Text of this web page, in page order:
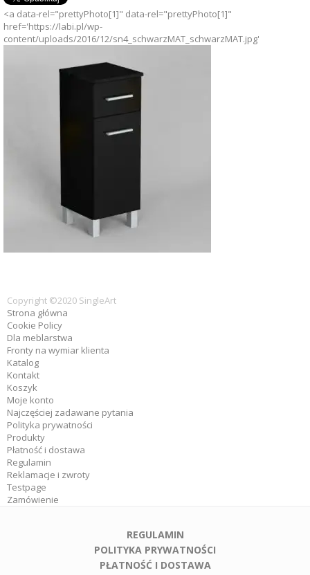
<a data-rel="prettyPhoto[1]" data-rel="prettyPhoto[1]"
href='https://labi.pl/wp-
content/uploads/2016/12/sn4_schwarzMAT_schwarzMAT.jpg'
Copyright ©2020 SingleArt
Strona główna
Cookie Policy
Dla meblarstwa
Fronty na wymiar klienta
Katalog
Kontakt
Koszyk
Moje konto
Najczęściej zadawane pytania
Polityka prywatności
Produkty
Płatność i dostawa
Regulamin
Reklamacje i zwroty
Testpage
Zamówienie
REGULAMIN
POLITYKA PRYWATNOŚCI
PŁATNOŚĆ I DOSTAWA